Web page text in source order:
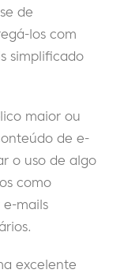
de
los com
simplificado
maior ou
de e-
o uso de algo
como
mails
excelente